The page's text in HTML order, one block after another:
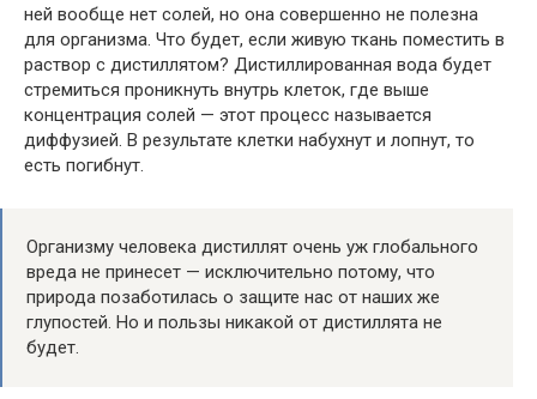
ней вообще нет солей, но она совершенно не полезна
для организма. Что будет, если живую ткань поместить в
раствор с дистиллятом? Дистиллированная вода будет
стремиться проникнуть внутрь клеток, где выше
концентрация солей — этот процесс называется
диффузией. В результате клетки набухнут и лопнут, то
есть погибнут.
Организму человека дистиллят очень уж глобального
вреда не принесет — исключительно потому, что
природа позаботилась о защите нас от наших же
глупостей. Но и пользы никакой от дистиллята не
будет.